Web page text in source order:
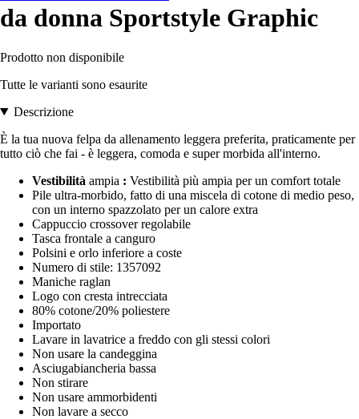
da donna Sportstyle Graphic
Prodotto non disponibile
Tutte le varianti sono esaurite
Descrizione
È la tua nuova felpa da allenamento leggera preferita, praticamente per
tutto ciò che fai - è leggera, comoda e super morbida all'interno.
Vestibilità ampia : Vestibilità più ampia per un comfort totale
Pile ultra-morbido, fatto di una miscela di cotone di medio peso,
con un interno spazzolato per un calore extra
Cappuccio crossover regolabile
Tasca frontale a canguro
Polsini e orlo inferiore a coste
Numero di stile: 1357092
Maniche raglan
Logo con cresta intrecciata
80% cotone/20% poliestere
Importato
Lavare in lavatrice a freddo con gli stessi colori
Non usare la candeggina
Asciugabiancheria bassa
Non stirare
Non usare ammorbidenti
Non lavare a secco